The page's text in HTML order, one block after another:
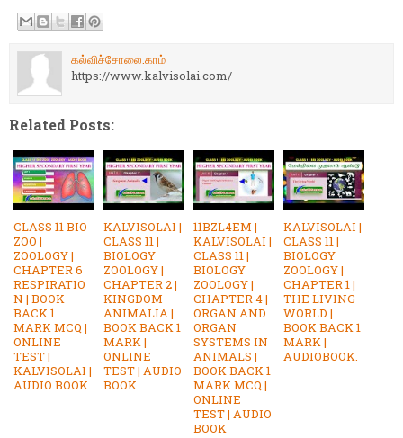
கல்விச்சோலை.காம்
https://www.kalvisolai.com/
Related Posts:
CLASS 11 BIO
ZOO |
ZOOLOGY |
CHAPTER 6
RESPIRATIO
N | BOOK
BACK 1
MARK MCQ |
ONLINE
TEST |
KALVISOLAI |
AUDIO BOOK.
KALVISOLAI |
CLASS 11 |
BIOLOGY
ZOOLOGY |
CHAPTER 2 |
KINGDOM
ANIMALIA |
BOOK BACK 1
MARK |
ONLINE
TEST | AUDIO
BOOK
11BZL4EM |
KALVISOLAI |
CLASS 11 |
BIOLOGY
ZOOLOGY |
CHAPTER 4 |
ORGAN AND
ORGAN
SYSTEMS IN
ANIMALS |
BOOK BACK 1
MARK MCQ |
ONLINE
TEST | AUDIO
BOOK
KALVISOLAI |
CLASS 11 |
BIOLOGY
ZOOLOGY |
CHAPTER 1 |
THE LIVING
WORLD |
BOOK BACK 1
MARK |
AUDIOBOOK.